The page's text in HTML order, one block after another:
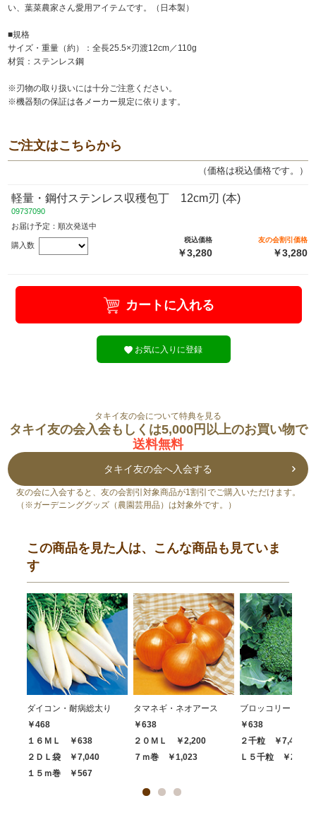
い、葉菜農家さん愛用アイテムです。（日本製）
■規格
サイズ・重量（約）：全長25.5×刃渡12cm／110g
材質：ステンレス鋼
※刃物の取り扱いには十分ご注意ください。
※機器類の保証は各メーカー規定に依ります。
ご注文はこちらから
（価格は税込価格です。）
軽量・鋼付ステンレス収穫包丁 12cm刃 (本)
09737090
お届け予定：順次発送中
購入数
税込価格
￥3,280
友の会割引価格
￥3,280
カートに入れる
お気に入りに登録
タキイ友の会について特典を見る
タキイ友の会入会もしくは5,000円以上のお買い物で
送料無料
タキイ友の会へ入会する
友の会に入会すると、友の会割引対象商品が1割引でご購入いただけます。
（※ガーデニンググッズ（農園芸用品）は対象外です。）
この商品を見た人は、こんな商品も見ていま
す
ダイコン・耐病総太り
￥468
１６ＭＬ ￥638
２ＤＬ袋 ￥7,040
１５ｍ巻 ￥567
タマネギ・ネオアース
￥638
２０ＭＬ ￥2,200
７ｍ巻 ￥1,023
ブロッコリー・ハ
￥638
２千粒 ￥7,480
Ｌ５千粒 ￥